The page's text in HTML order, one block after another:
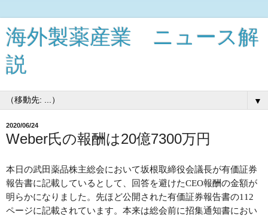
海外製薬産業 ニュース解
説
▼
2020/06/24
Weber氏の報酬は20億7300万円
本日の武田薬品株主総会において坂根取締役会議長が有価証券
報告書に記載しているとして、回答を避けたCEO報酬の金額が
明らかになりました。先ほど公開された有価証券報告書の112
ページに記載されています。本来は総会前に招集通知書におい